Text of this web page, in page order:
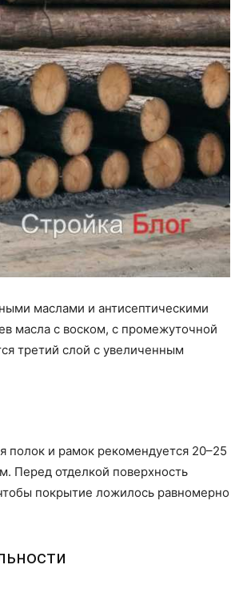
маслами и антисептическими
масла с воском, с промежуточной
третий слой с увеличенным
полок и рамок рекомендуется 20–25
Перед отделкой поверхность
покрытие ложилось равномерно